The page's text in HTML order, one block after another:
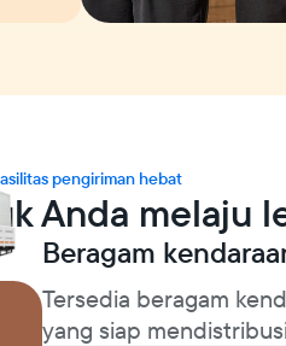
pengiriman hebat
Anda melaju
Beragam
Tersedia beragam
yang siap